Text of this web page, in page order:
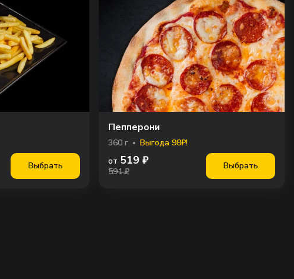
Выбрать
Пепперони
360 г
Выгода 98₽!
от 519 ₽
591 ₽
Выбрать